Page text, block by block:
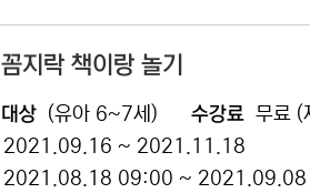
꼼지락 책이랑 놀기
대상 (유아 6~7세) 수강료 무료 (
2021.09.16 ~ 2021.11.18
2021.08.18 09:00 ~